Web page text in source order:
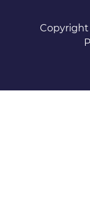
Copyright